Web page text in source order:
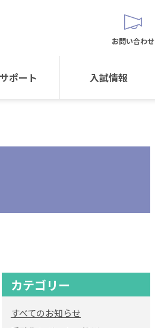
ポート 入試情報
お問い合わせ
カテゴリー
すべてのお知らせ